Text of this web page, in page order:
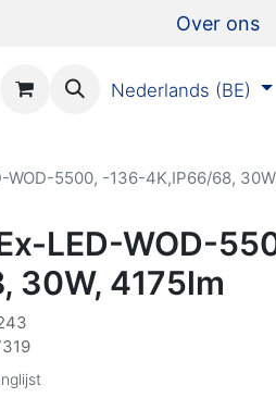
Over ons
Nederlands (BE)
WOD-5500, -136-4K,IP66/68,
LED-WOD-
30W, 4175lm